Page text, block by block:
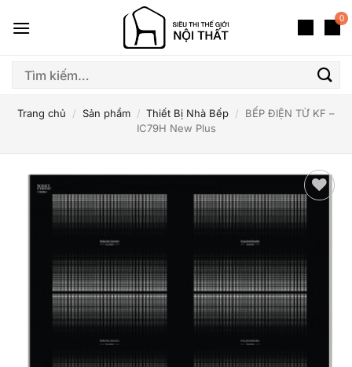
qua
dung
0
Tìm
Trang chủ / Sản phẩm / Thiết Bị Nhà Bếp /
BẾP ĐIỆN TỪ KF –
IC79H New Plus
Thêm